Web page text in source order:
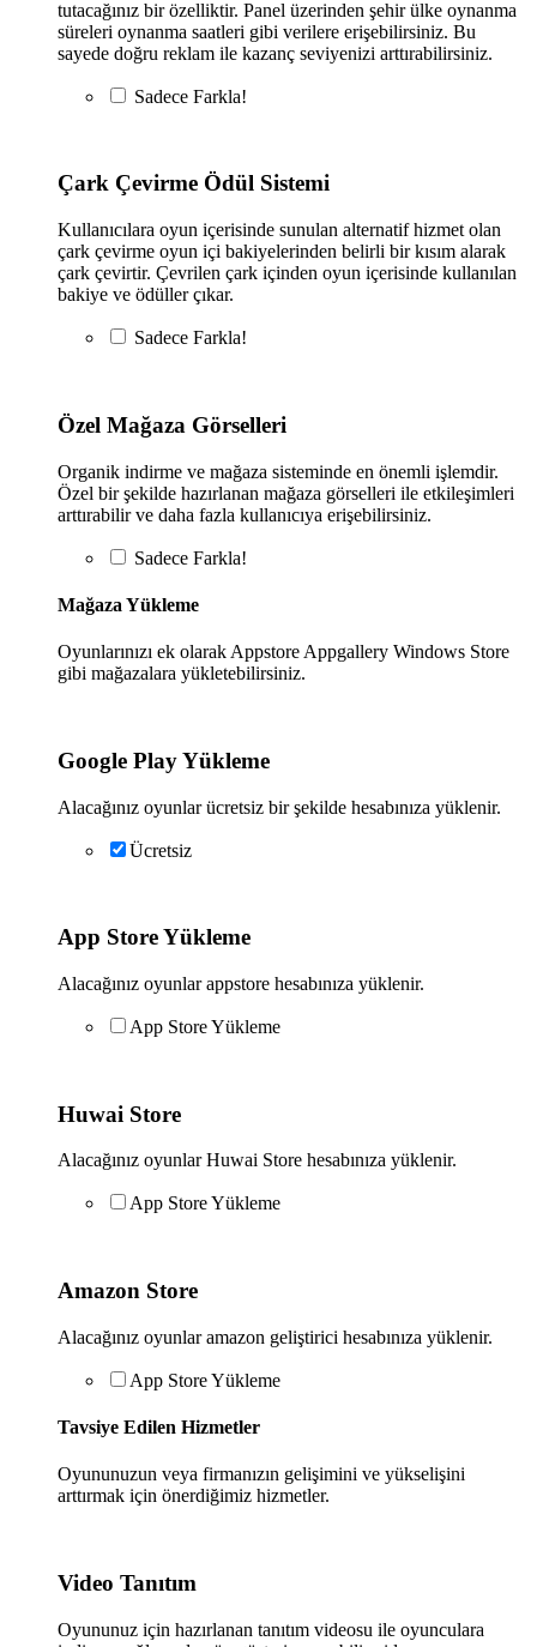
tutacağınız bir özelliktir. Panel üzerinden şehir ülke oynanma
süreleri oynanma saatleri gibi verilere erişebilirsiniz. Bu
sayede doğru reklam ile kazanç seviyenizi arttırabilirsiniz.
Sadece Farkla!
Çark Çevirme Ödül Sistemi
Kullanıcılara oyun içerisinde sunulan alternatif hizmet olan
çark çevirme oyun içi bakiyelerinden belirli bir kısım alarak
çark çevirtir. Çevrilen çark içinden oyun içerisinde kullanılan
bakiye ve ödüller çıkar.
Sadece Farkla!
Özel Mağaza Görselleri
Organik indirme ve mağaza sisteminde en önemli işlemdir.
Özel bir şekilde hazırlanan mağaza görselleri ile etkileşimleri
arttırabilir ve daha fazla kullanıcıya erişebilirsiniz.
Sadece Farkla!
Mağaza Yükleme
Oyunlarınızı ek olarak Appstore Appgallery Windows Store
gibi mağazalara yükletebilirsiniz.
Google Play Yükleme
Alacağınız oyunlar ücretsiz bir şekilde hesabınıza yüklenir.
Ücretsiz
App Store Yükleme
Alacağınız oyunlar appstore hesabınıza yüklenir.
App Store Yükleme
Huwai Store
Alacağınız oyunlar Huwai Store hesabınıza yüklenir.
App Store Yükleme
Amazon Store
Alacağınız oyunlar amazon geliştirici hesabınıza yüklenir.
App Store Yükleme
Tavsiye Edilen Hizmetler
Oyununuzun veya firmanızın gelişimini ve yükselişini
arttırmak için önerdiğimiz hizmetler.
Video Tanıtım
Oyununuz için hazırlanan tanıtım videosu ile oyunculara